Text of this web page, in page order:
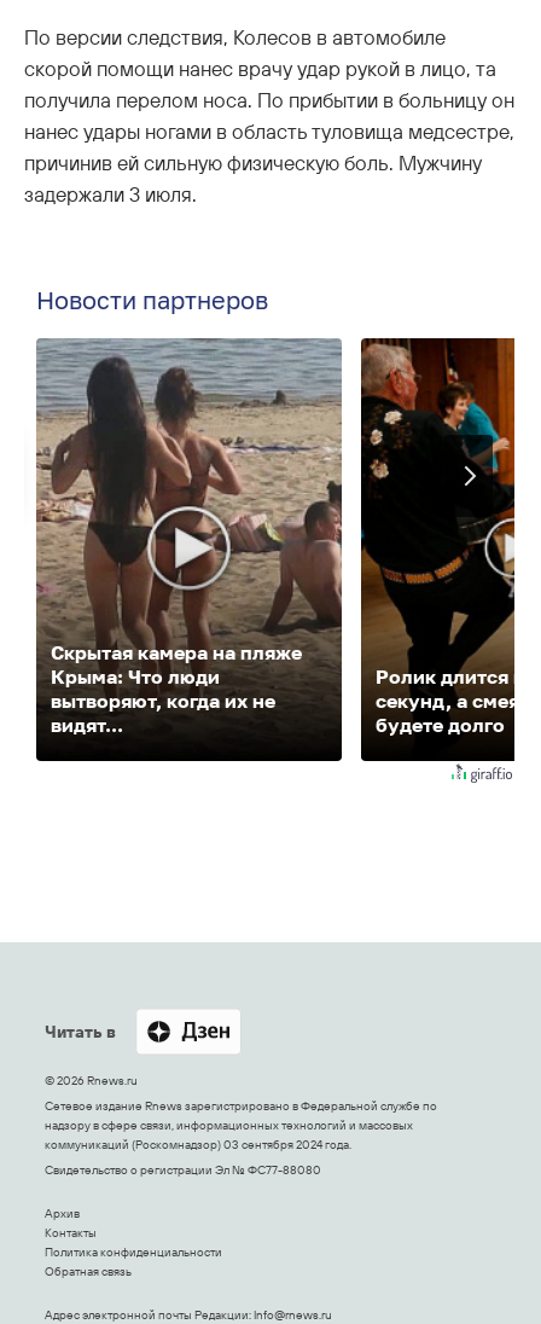
По версии следствия, Колесов в автомобиле
скорой помощи нанес врачу удар рукой в лицо, та
получила перелом носа. По прибытии в больницу он
нанес удары ногами в область туловища медсестре,
причинив ей сильную физическую боль. Мужчину
задержали 3 июля.
Новости партнеров
Скрытая камера на пляже
Крыма: Что люди
вытворяют, когда их не
видят...
Ролик длится
секунд, а
будете долго
Читать в
© 2026 Rnews.ru
Сетевое издание Rnews зарегистрировано в Федеральной службе по
надзору в сфере связи, информационных технологий и массовых
коммуникаций (Роскомнадзор) 03 сентября 2024 года.
Свидетельство о регистрации Эл № ФС77-88080
Архив
Контакты
Политика конфиденциальности
Обратная связь
Адрес электронной почты Редакции:Info@rnews.ru